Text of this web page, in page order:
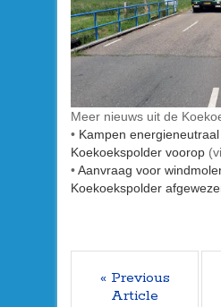
Meer nieuws uit de
• Kampen
Koekoekspolder voorop
•Aanvraag voor
Koekoekspolder
« Previous
Article